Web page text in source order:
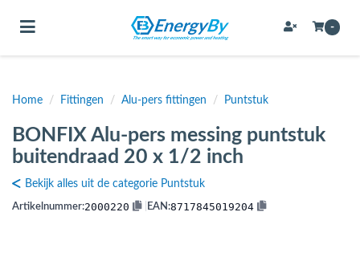
(Bevestigingsmateriaal / schroeven)
(Buffervaten, hygiene boilers & boilervaten)
(Expansievaten)
Toggle navigation -
Home / Fittingen / Alu-pers fittingen / Puntstuk
BONFIX Alu-pers messing puntstuk
buitendraad 20 x 1/2 inch
Bekijk alles uit de categorie Puntstuk
Artikelnummer:2000220 EAN:8717845019204